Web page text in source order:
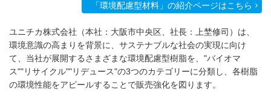
「環境配慮型材料」の紹介ページはこちら
ユニチカ株式会社（本社：大阪市中央区、社長：上埜修司）は、
環境意識の高まりを背景に、サステナブルな社会の実現に向け
て、当社が展開するさまざまな環境配慮型樹脂を、"バイオマ
ス""リサイクル""リデュース"の3つのカテゴリーに分類し、各樹脂
の環境性能をアピールすることで販売強化を図ります。